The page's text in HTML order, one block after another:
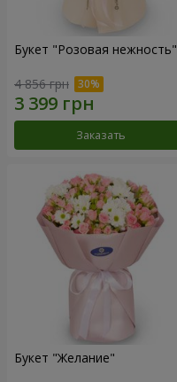
Букет "Розовая нежность"
4 856 грн
Заказать
Букет "Желание"